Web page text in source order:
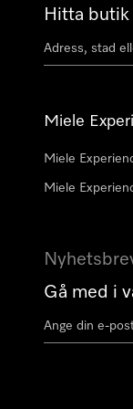
Hitta butik
Miele
Miele
Miele
Gå med i